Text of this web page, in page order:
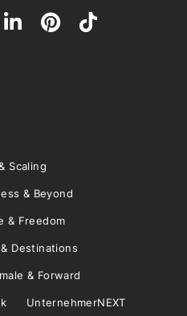
Scaling
& Beyond
& Freedom
Destinations
& Forward
UnternehmerNEXT